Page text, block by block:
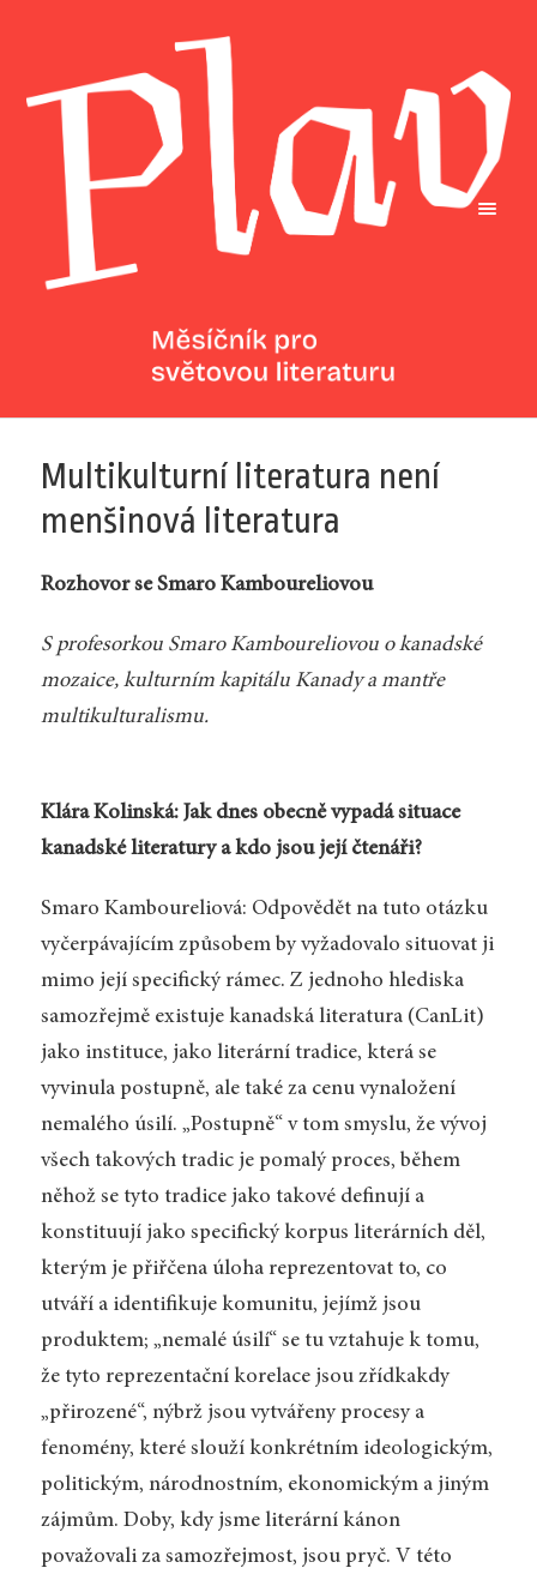
Multikulturní literatura není
menšinová literatura
Rozhovor se Smaro Kamboureliovou
S profesorkou Smaro Kamboureliovou o kanadské
mozaice, kulturním kapitálu Kanady a mantře
multikulturalismu.
Klára Kolinská: Jak dnes obecně vypadá situace
kanadské literatury a kdo jsou její čtenáři?
Smaro Kamboureliová: Odpovědět na tuto otázku
vyčerpávajícím způsobem by vyžadovalo situovat ji
mimo její specifický rámec. Z jednoho hlediska
samozřejmě existuje kanadská literatura (CanLit)
jako instituce, jako literární tradice, která se
vyvinula postupně, ale také za cenu vynaložení
nemalého úsilí. „Postupně“ v tom smyslu, že vývoj
všech takových tradic je pomalý proces, během
něhož se tyto tradice jako takové definují a
konstituují jako specifický korpus literárních děl,
kterým je přiřčena úloha reprezentovat to, co
utváří a identifikuje komunitu, jejímž jsou
produktem; „nemalé úsilí“ se tu vztahuje k tomu,
že tyto reprezentační korelace jsou zřídkakdy
„přirozené“, nýbrž jsou vytvářeny procesy a
fenomény, které slouží konkrétním ideologickým,
politickým, národnostním, ekonomickým a jiným
zájmům. Doby, kdy jsme literární kánon
považovali za samozřejmost, jsou pryč. V této